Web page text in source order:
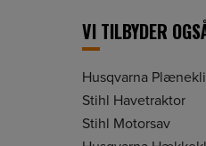
VI TILBYDER
Husqvarna
Stihl Havetraktor
Stihl Motorsav